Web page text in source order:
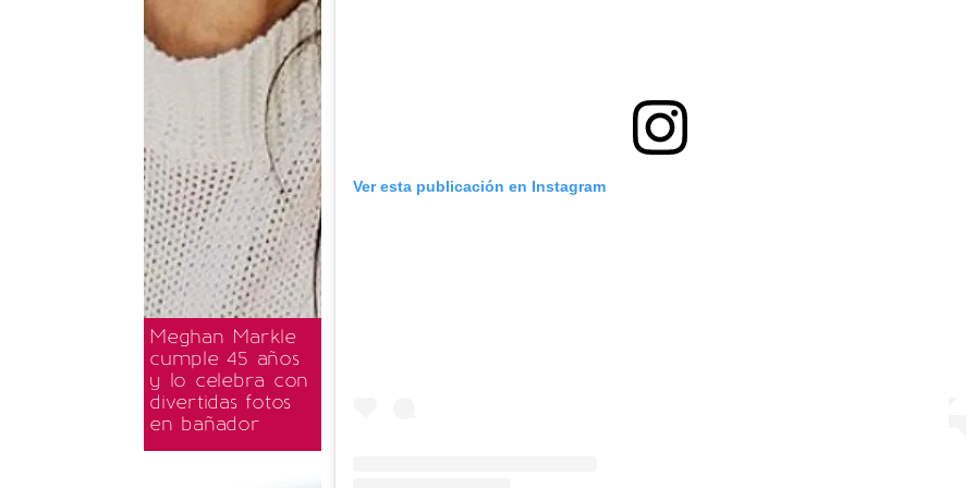
Meghan Markle
cumple 45 años
y lo celebra con
divertidas fotos
en bañador
Ver esta publicación en Instagram